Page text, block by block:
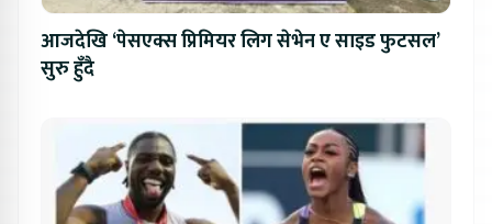
आजदेखि ‘पेसएक्स प्रिमियर लिग सेभेन ए साइड फुटसल’
सुरु हुँदै